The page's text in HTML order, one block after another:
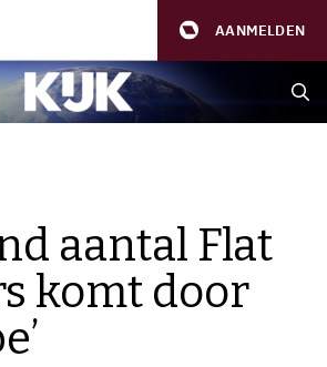
AANMELDEN
aantal Flat
komt door